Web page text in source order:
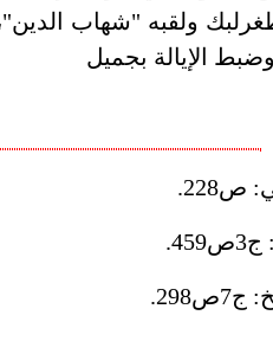
طغرلبك ولقبه "شهاب
الإيالة بجميل